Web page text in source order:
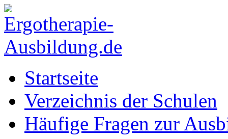
Startseite
Verzeichnis der Schulen
Häufige Fragen zur